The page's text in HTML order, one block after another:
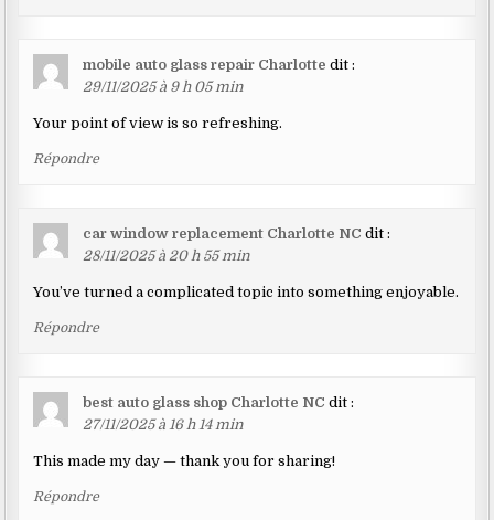
mobile auto glass repair Charlotte dit :
29/11/2025 à 9 h 05 min
Your point of view is so refreshing.
Répondre
car window replacement Charlotte NC dit :
28/11/2025 à 20 h 55 min
You’ve turned a complicated topic into something enjoyable.
Répondre
best auto glass shop Charlotte NC dit :
27/11/2025 à 16 h 14 min
This made my day — thank you for sharing!
Répondre